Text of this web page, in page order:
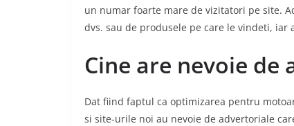
un numar foarte mare de vizitatori pe site.
dvs. sau de produsele pe care le vindeti,
Cine are nevoie de
Dat fiind faptul ca optimizarea pentru
si site-urile noi au nevoie de advertoriale